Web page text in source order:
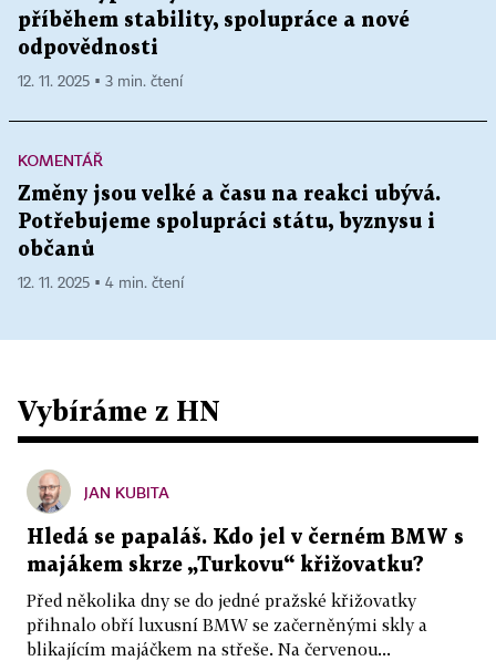
příběhem stability, spolupráce a nové
odpovědnosti
12. 11. 2025 ▪ 3 min. čtení
KOMENTÁŘ
Změny jsou velké a času na reakci ubývá.
Potřebujeme spolupráci státu, byznysu i
občanů
12. 11. 2025 ▪ 4 min. čtení
Vybíráme z HN
JAN KUBITA
Hledá se papaláš. Kdo jel v černém BMW s
majákem skrze „Turkovu“ křižovatku?
Před několika dny se do jedné pražské křižovatky
přihnalo obří luxusní BMW se začerněnými skly a
blikajícím majáčkem na střeše. Na červenou...